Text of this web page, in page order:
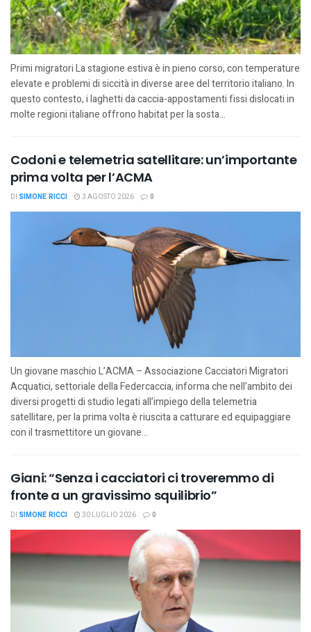
Primi migratori La stagione estiva è in pieno corso, con temperature
elevate e problemi di siccità in diverse aree del territorio italiano. In
questo contesto, i laghetti da caccia-appostamenti fissi dislocati in
molte regioni italiane offrono habitat per la sosta...
Codoni e telemetria satellitare: un’importante
prima volta per l’ACMA
DI SIMONE RICCI 3 AGOSTO 2026 0
Un giovane maschio L’ACMA – Associazione Cacciatori Migratori
Acquatici, settoriale della Federcaccia, informa che nell’ambito dei
diversi progetti di studio legati all’impiego della telemetria
satellitare, per la prima volta è riuscita a catturare ed equipaggiare
con il trasmettitore un giovane...
Giani: “Senza i cacciatori ci troveremmo di
fronte a un gravissimo squilibrio”
DI SIMONE RICCI 30 LUGLIO 2026 0